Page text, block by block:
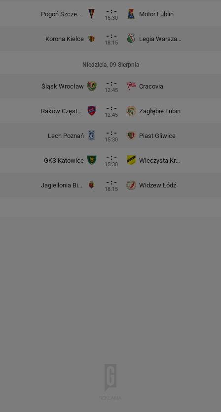
Pogoń Szczecin - : -
15:30
Motor Lublin
Korona Kielce - : -
18:15
Legia Warszawa
Niedziela, 09 Sierpnia
Śląsk Wrocław - : -
12:45
Cracovia
Raków Częstochowa - : -
12:45
Zagłębie Lubin
Lech Poznań - : -
15:30
Piast Gliwice
GKS Katowice - : -
15:30
Wieczysta Kraków
Jagiellonia Białystok - : -
18:15
Widzew Łódź